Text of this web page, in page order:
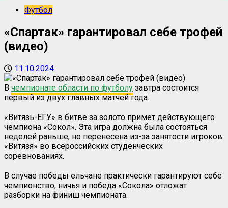
Футбол
«Спартак» гарантировал себе трофей
(видео)
11.10.2024
В чемпионате области по футболу завтра состоится
первый из двух главных матчей года.
«Витязь-ЕГУ» в битве за золото примет действующего
чемпиона «Сокол». Эта игра должна была состояться
неделей раньше, но перенесена из-за занятости игроков
«Витязя» во всероссийских студенческих
соревнованиях.
В случае победы ельчане практически гарантируют себе
чемпионство, ничья и победа «Сокола» отложат
разборки на финиш чемпионата.